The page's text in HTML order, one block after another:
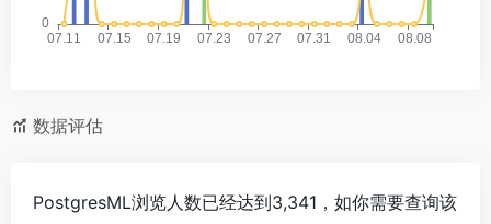
数据评估
PostgresML浏览人数已经达到3,341，如你需要查询该